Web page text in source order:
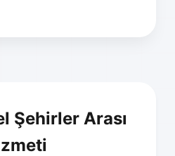
Şehirler Arası